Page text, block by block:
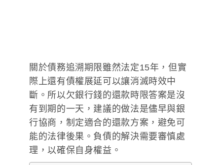
關於債務追溯期限雖然法定15年，但實
際上還有債權展延可以讓消滅時效中
斷。所以欠銀行錢的還款時限答案是沒
有到期的一天，建議的做法是儘早與銀
行協商，制定適合的還款方案，避免可
能的法律後果。負債的解決需要審慎處
理，以確保自身權益。